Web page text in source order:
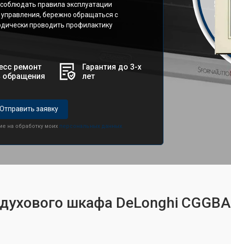
правила эксплуатации
бережно обращаться с
проводить профилактику
ремонт
обращения
Гарантия до 3-х
лет
Отправить заявку
на обработку моих персональных данных.
шкафа DeLonghi CGGBA